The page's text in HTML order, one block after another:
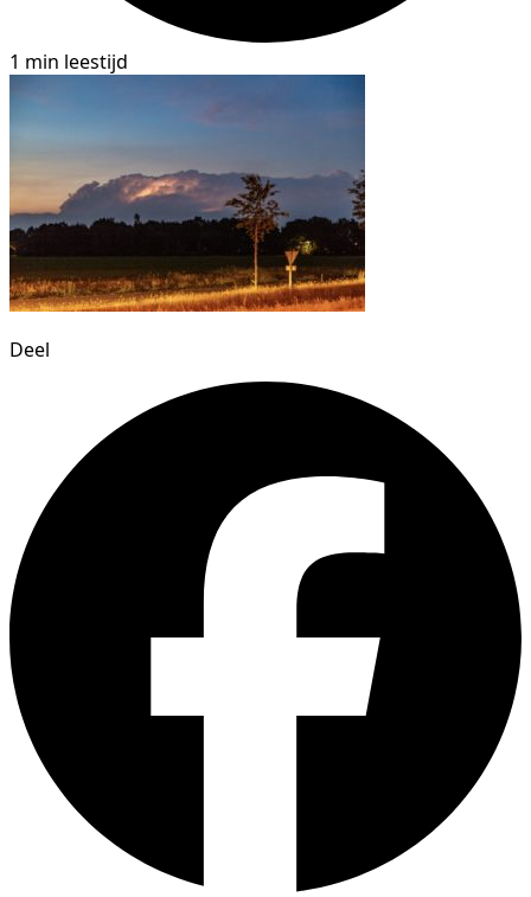
1 min leestijd
Deel